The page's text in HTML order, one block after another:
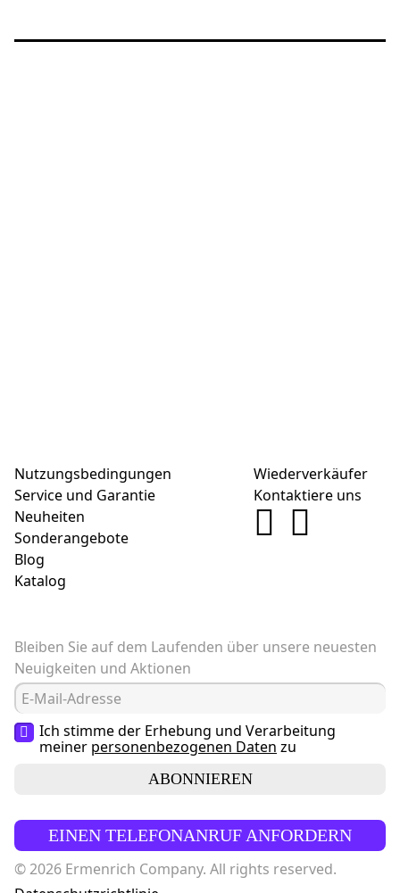
Nutzungsbedingungen
Service und Garantie
Neuheiten
Sonderangebote
Blog
Katalog
Wiederverkäufer
Kontaktiere uns
Bleiben Sie auf dem Laufenden über unsere neuesten
Neuigkeiten und Aktionen
Ich stimme der Erhebung und Verarbeitung
meiner personenbezogenen Daten zu
ABONNIEREN
EINEN TELEFONANRUF ANFORDERN
© 2026 Ermenrich Company. All rights reserved.